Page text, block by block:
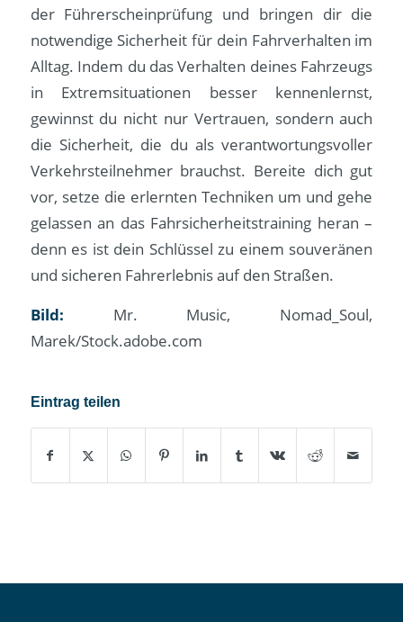
der Führerscheinprüfung und bringen dir die
notwendige Sicherheit für dein Fahrverhalten im
Alltag. Indem du das Verhalten deines Fahrzeugs
in Extremsituationen besser kennenlernst,
gewinnst du nicht nur Vertrauen, sondern auch
die Sicherheit, die du als verantwortungsvoller
Verkehrsteilnehmer brauchst. Bereite dich gut
vor, setze die erlernten Techniken um und gehe
gelassen an das Fahrsicherheitstraining heran –
denn es ist dein Schlüssel zu einem souveränen
und sicheren Fahrerlebnis auf den Straßen.
Bild: Mr. Music, Nomad_Soul,
Marek/Stock.adobe.com
Eintrag teilen